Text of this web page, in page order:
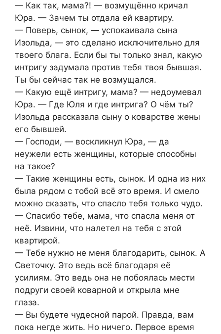
— Как так, мама?! — возмущённо кричал
Юра. — Зачем ты отдала ей квартиру.
— Поверь, сынок, — успокаивала сына
Изольда, — это сделано исключительно для
твоего блага. Если бы ты только знал, какую
интригу задумала против тебя твоя бывшая.
Ты бы сейчас так не возмущался.
— Какую ещё интригу, мама? — недоумевал
Юра. — Где Юля и где интрига? О чём ты?
Изольда рассказала сыну о коварстве жены
его бывшей.
— Господи, — воскликнул Юра, — да
неужели есть женщины, которые способны
на такое?
— Такие женщины есть, сынок. И одна из них
была рядом с тобой всё это время. И смело
можно сказать, что спасло тебя только чудо.
— Спасибо тебе, мама, что спасла меня от
неё. Извини, что налетел на тебя с этой
квартирой.
— Тебе нужно не меня благодарить, сынок. А
Светочку. Это ведь всё благодаря её
усилиям. Это ведь она не побоялась мести
подруги своей коварной и открыла мне
глаза.
— Вы будете чудесной парой. Правда, вам
пока негде жить. Но ничего. Первое время